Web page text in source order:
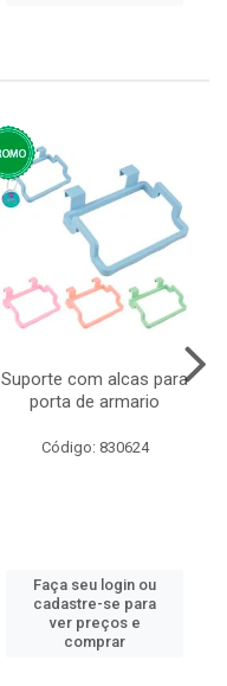
Suporte com alcas para
porta de armario
Código: 830624
Faça seu login ou
cadastre-se para
ver preços e
comprar